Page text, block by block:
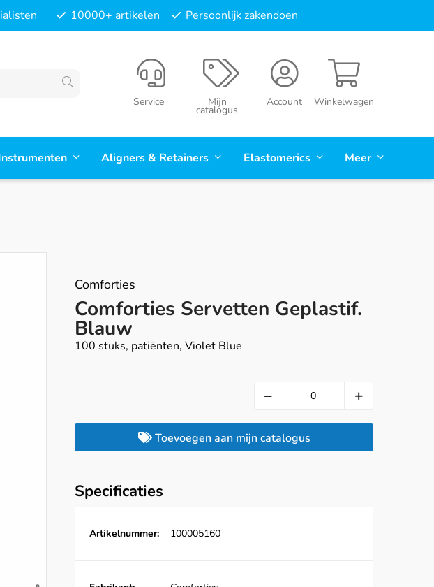
10000+ artikelen Persoonlijk zakendoen
Winkelwagen
Account
Mijn
catalogus
Service
Aligners & Retainers Elastomerics Meer
Comforties
Comforties Servetten Geplastif.
Blauw
100 stuks, patiënten, Violet Blue
Toevoegen aan mijn catalogus
Specificaties
Artikelnummer: 100005160